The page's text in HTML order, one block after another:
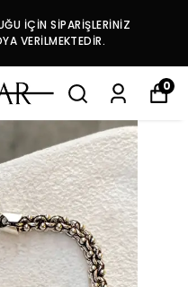
İÇİN SİPARİŞLERİNİZ
VERİLMEKTEDİR.
0